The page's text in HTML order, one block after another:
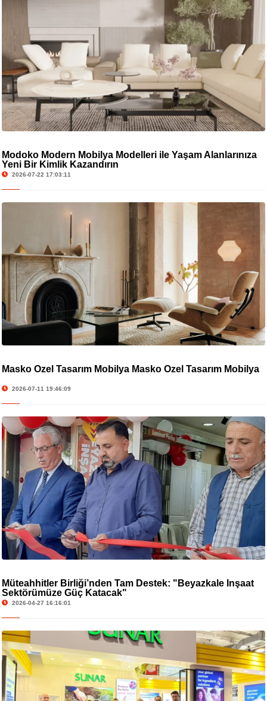
Modoko Modern Mobilya Modelleri ile Yaşam Alanlarınıza
Yeni Bir Kimlik Kazandırın
2026-07-22 17:03:11
Masko Özel Tasarım Mobilya Masko Özel Tasarım Mobilya
2026-07-11 19:46:09
Müteahhitler Birliği’nden Tam Destek: "Beyazkale İnşaat
Sektörümüze Güç Katacak"
2026-04-27 16:16:01